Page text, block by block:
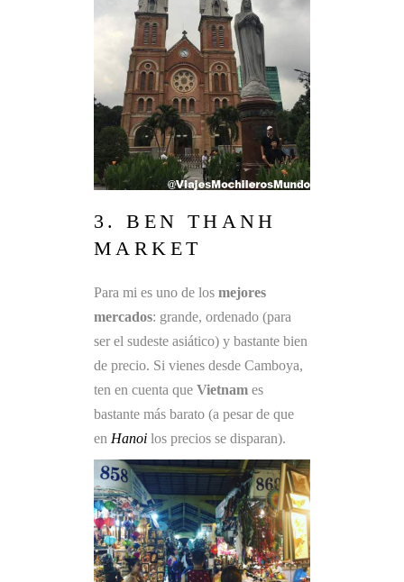
3. BEN THANH
MARKET
Para mi es uno de los mejores
mercados: grande, ordenado (para
ser el sudeste asiático) y bastante bien
de precio. Si vienes desde Camboya,
ten en cuenta que Vietnam es
bastante más barato (a pesar de que
en Hanoi los precios se disparan).